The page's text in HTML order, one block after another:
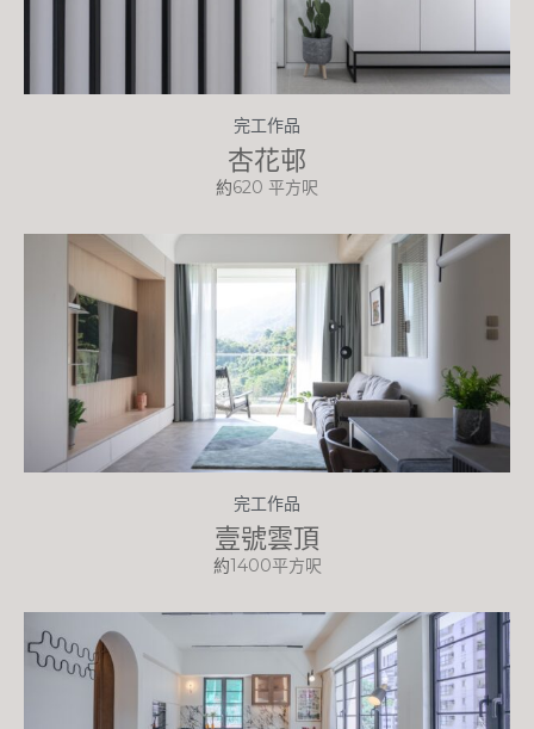
完工作品
杏花邨
約620 平方呎
完工作品
壹號雲頂
約1400平方呎